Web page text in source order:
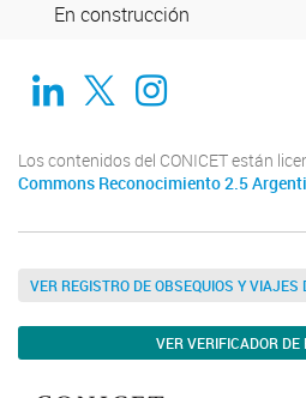
En construcción
Linkedin
TwitterInstagram
Los contenidos del CONICET están
Commons Reconocimiento 2.5
VER REGISTRO DE OBSEQUIOS Y VIAJES
VER VERIFICADOR DE